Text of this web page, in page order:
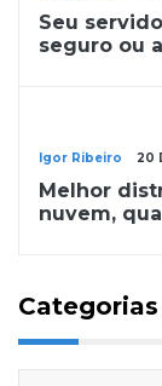
Seu
seguro ou
Igor Ribeiro 20
Melhor
nuvem,
Categorias